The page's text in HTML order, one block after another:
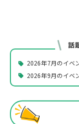
話
2026年7月のイベ
2026年9月のイベ